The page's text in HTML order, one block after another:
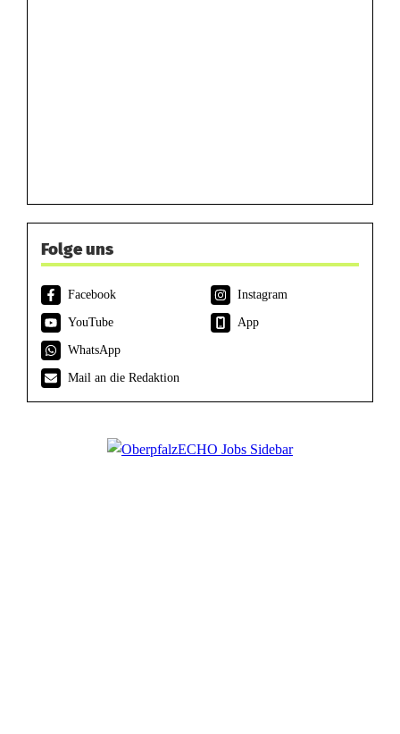
Folge uns
Facebook
Instagram
YouTube
App
WhatsApp
Mail an die Redaktion